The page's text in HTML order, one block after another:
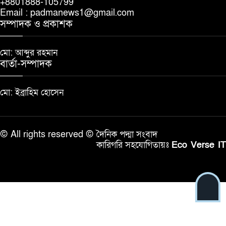
সদস্যের তদন্ত কমিটি গঠন
দর্শনায় ১০ গ্রাম গাঁজাসহ মাদক ব্যবসায়ী
Email : padmanews1@gmail.com
সম্পাদক ও প্রকাশক
মো: আব্দুর রহমান
বার্তা-সম্পাদক
মো: ইব্রাহিম হোসেন
© All rights reserved © দৈনিক পদ্মা সংবাদ
কারিগরি সহযোগিতায়ঃ Eco Verse IT